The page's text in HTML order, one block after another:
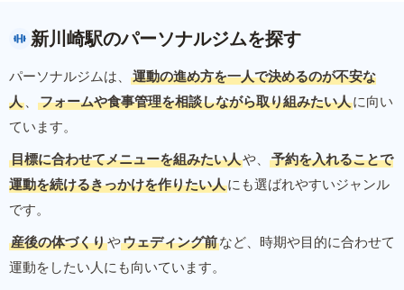
新川崎駅のパーソナルジムを探す
パーソナルジムは、
運動の進め方を一人で決めるのが不安な
人 、 フォームや食事管理を相談しながら取り組みたい人に向い
ています。
目標に合わせてメニューを組みたい人や、
予約を入れることで
運動を続けるきっかけを作りたい人にも選ばれやすいジャンル
です。
産後の体づくりやウェディング前など、時期や目的に合わせて
運動をしたい人にも向いています。